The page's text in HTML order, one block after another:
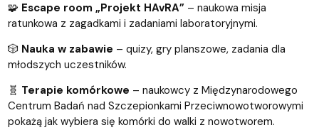
🧩 Escape room „Projekt HAvRA”– naukowa misja
ratunkowa z zagadkami i zadaniami laboratoryjnymi.
🎲 Nauka w zabawie – quizy, gry planszowe, zadania dla
młodszych uczestników.
🧬 Terapie komórkowe – naukowcy z Międzynarodowego
Centrum Badań nad Szczepionkami Przeciwnowotworowymi
pokażą jak wybiera się komórki do walki z nowotworem.